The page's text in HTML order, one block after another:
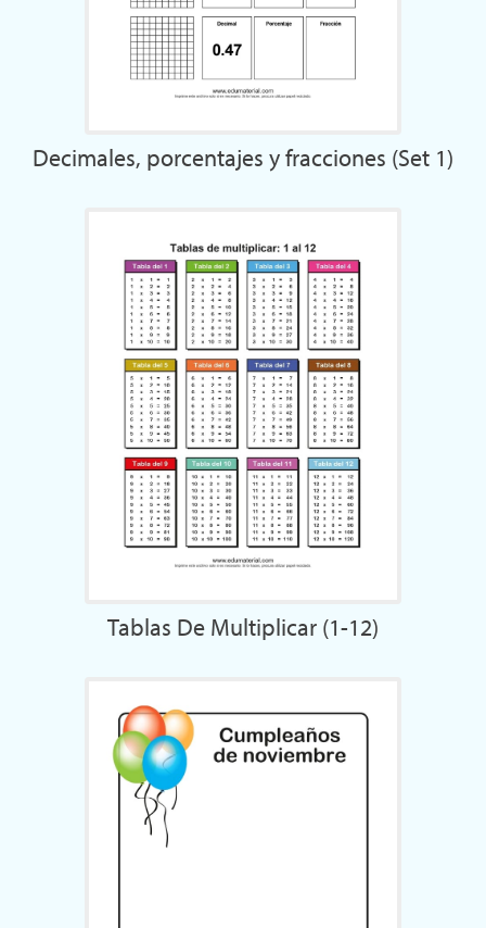
Decimales, porcentajes y fracciones (Set 1)
Tablas De Multiplicar (1-12)